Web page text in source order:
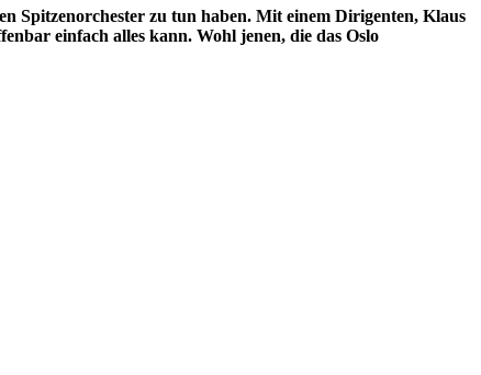
Spitzenorchester zu tun haben. Mit einem Dirigenten, Klaus
einfach alles kann. Wohl jenen, die das Oslo